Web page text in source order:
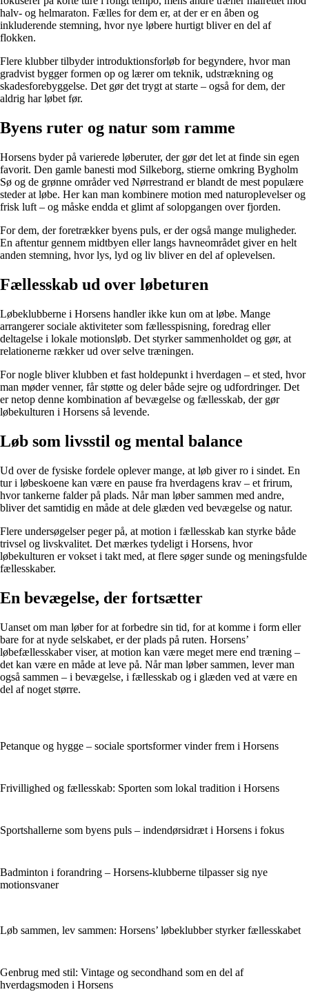
halv- og helmaraton. Fælles for dem er, at der er en åben og
inkluderende stemning, hvor nye løbere hurtigt bliver en del af
flokken.
Flere klubber tilbyder introduktionsforløb for begyndere, hvor man
gradvist bygger formen op og lærer om teknik, udstrækning og
skadesforebyggelse. Det gør det trygt at starte – også for dem, der
aldrig har løbet før.
Byens ruter og natur som ramme
Horsens byder på varierede løberuter, der gør det let at finde sin egen
favorit. Den gamle banesti mod Silkeborg, stierne omkring Bygholm
Sø og de grønne områder ved Nørrestrand er blandt de mest populære
steder at løbe. Her kan man kombinere motion med naturoplevelser og
frisk luft – og måske endda et glimt af solopgangen over fjorden.
For dem, der foretrækker byens puls, er der også mange muligheder.
En aftentur gennem midtbyen eller langs havneområdet giver en helt
anden stemning, hvor lys, lyd og liv bliver en del af oplevelsen.
Fællesskab ud over løbeturen
Løbeklubberne i Horsens handler ikke kun om at løbe. Mange
arrangerer sociale aktiviteter som fællesspisning, foredrag eller
deltagelse i lokale motionsløb. Det styrker sammenholdet og gør, at
relationerne rækker ud over selve træningen.
For nogle bliver klubben et fast holdepunkt i hverdagen – et sted, hvor
man møder venner, får støtte og deler både sejre og udfordringer. Det
er netop denne kombination af bevægelse og fællesskab, der gør
løbekulturen i Horsens så levende.
Løb som livsstil og mental balance
Ud over de fysiske fordele oplever mange, at løb giver ro i sindet. En
tur i løbeskoene kan være en pause fra hverdagens krav – et frirum,
hvor tankerne falder på plads. Når man løber sammen med andre,
bliver det samtidig en måde at dele glæden ved bevægelse og natur.
Flere undersøgelser peger på, at motion i fællesskab kan styrke både
trivsel og livskvalitet. Det mærkes tydeligt i Horsens, hvor
løbekulturen er vokset i takt med, at flere søger sunde og meningsfulde
fællesskaber.
En bevægelse, der fortsætter
Uanset om man løber for at forbedre sin tid, for at komme i form eller
bare for at nyde selskabet, er der plads på ruten. Horsens’
løbefællesskaber viser, at motion kan være meget mere end træning –
det kan være en måde at leve på. Når man løber sammen, lever man
også sammen – i bevægelse, i fællesskab og i glæden ved at være en
del af noget større.
Petanque og hygge – sociale sportsformer vinder frem i Horsens
Frivillighed og fællesskab: Sporten som lokal tradition i Horsens
Sportshallerne som byens puls – indendørsidræt i Horsens i fokus
Badminton i forandring – Horsens-klubberne tilpasser sig nye
motionsvaner
Løb sammen, lev sammen: Horsens’ løbeklubber styrker fællesskabet
Genbrug med stil: Vintage og secondhand som en del af
hverdagsmoden i Horsens